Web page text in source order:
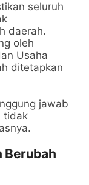
seluruh
daerah.
oleh
Usaha
ditetapkan
jawab
tidak
Berubah